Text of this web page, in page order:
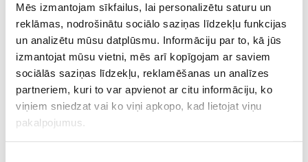
Mēs izmantojam sīkfailus, lai personalizētu saturu un
reklāmas, nodrošinātu sociālo saziņas līdzekļu funkcijas
un analizētu mūsu datplūsmu. Informāciju par to, kā jūs
izmantojat mūsu vietni, mēs arī kopīgojam ar saviem
sociālās saziņas līdzekļu, reklamēšanas un analīzes
partneriem, kuri to var apvienot ar citu informāciju, ko
viņiem sniedzat vai ko viņi apkopo, kad lietojat viņu
pakalpojumus.
30. May 09:55
drošībā?
30. May 09:55